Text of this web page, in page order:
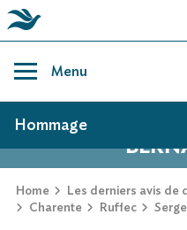
content
Menu
AVIS DE DÉCÈS
Home Les derniers avis de
Charente
Ruffec
Hommage